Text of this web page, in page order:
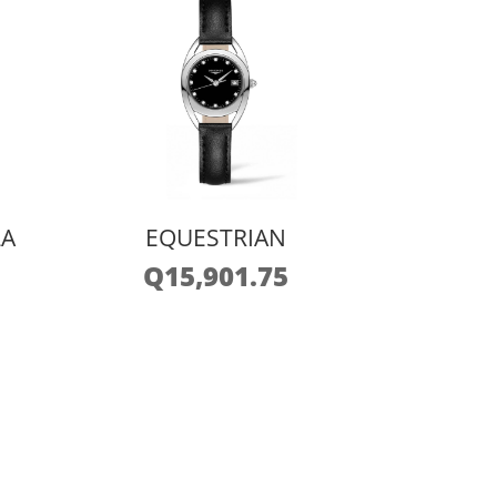
EQUESTRIAN
Q15,901.75